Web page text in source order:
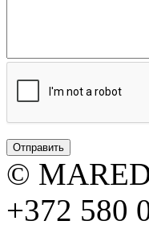
©
+372 580